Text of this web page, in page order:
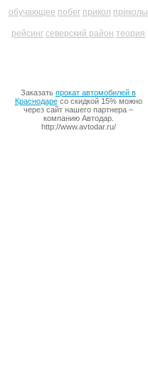
обучающее побег прикол приколы
рейсинг северский район теория
Заказать прокат автомобилей в
Краснодаресо скидкой 15% можно
через сайт нашего партнера –
компанию Автодар.
http://www.avtodar.ru/